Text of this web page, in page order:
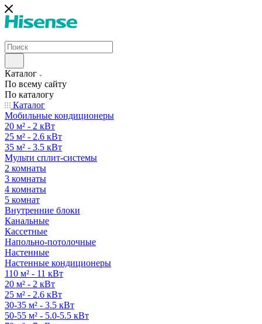
Каталог
По всему сайту
По каталогу
Каталог
Мобильные кондиционеры
20 м² - 2 кВт
25 м² - 2.6 кВт
35 м² - 3.5 кВт
Мульти сплит-системы
2 комнаты
3 комнаты
4 комнаты
5 комнат
Внутренние блоки
Канальные
Кассетные
Напольно-потолочные
Настенные
Настенные кондиционеры
110 м² - 11 кВт
20 м² - 2 кВт
25 м² - 2.6 кВт
30-35 м² - 3.5 кВт
50-55 м² - 5.0-5.5 кВт